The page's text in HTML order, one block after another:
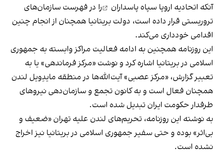
آنکه اتحادیه اروپا سپاه پاسداران
را در فهرست سازمان‌های
تروریستی قرار داده است، دولت بریتانیا همچنان از انجام چنین
اقدامی خودداری می‌کند.
این روزنامه همچنین به ادامه فعالیت مراکز وابسته به جمهوری
اسلامی در بریتانیا اشاره کرد و نوشت «مرکز فرماندهی» یا به
تعبیر گزارش، «مرکز عصبی» آیت‌الله‌ها در منطقه مایدِویل لندن
همچنان فعال است و به کانون تجمع و سازمان‌دهی نیروهای
طرفدار حکومت ایران تبدیل شده است.
به نوشته این روزنامه، تحریم‌های لندن علیه تهران «ضعیف و
بی‌اثر» بوده و حتی سفیر جمهوری اسلامی در بریتانیا نیز اخراج
نشده است.